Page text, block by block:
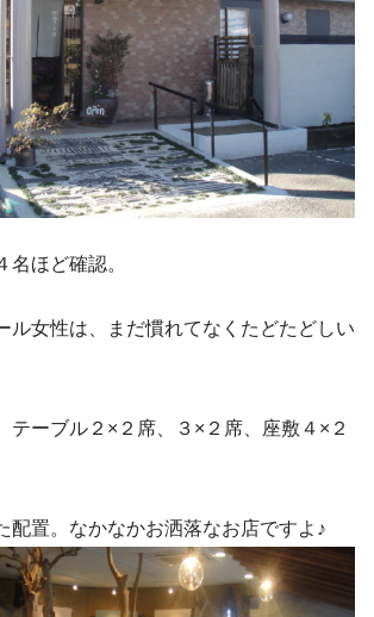
名ほど確認。
ル女性は、まだ慣れてなくたどたどしい
テーブル２×２席、３×２席、座敷４×２
配置。なかなかお洒落なお店ですよ♪